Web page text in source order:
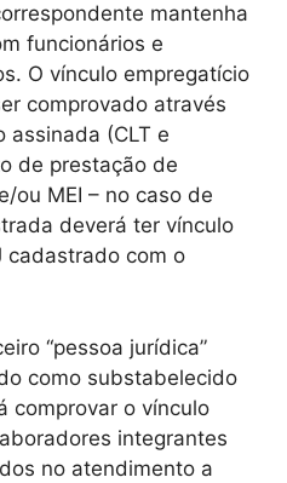
mantenha
funcionários e
O vínculo empregatício
comprovado através
(CLT e
de prestação de
ou MEI – no caso de
deverá ter vínculo
cadastrado com o
“pessoa jurídica”
como substabelecido
comprovar o vínculo
integrantes
no atendimento a